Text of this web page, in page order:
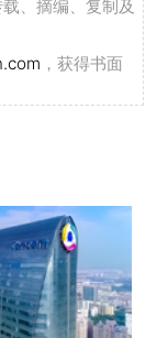
、摘编、复制及
，获得书面